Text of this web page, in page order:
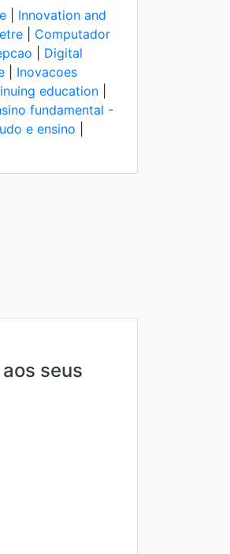
Innovation and
Computador
Digital
Inovacoes
education
fundamental -
e ensino
seus